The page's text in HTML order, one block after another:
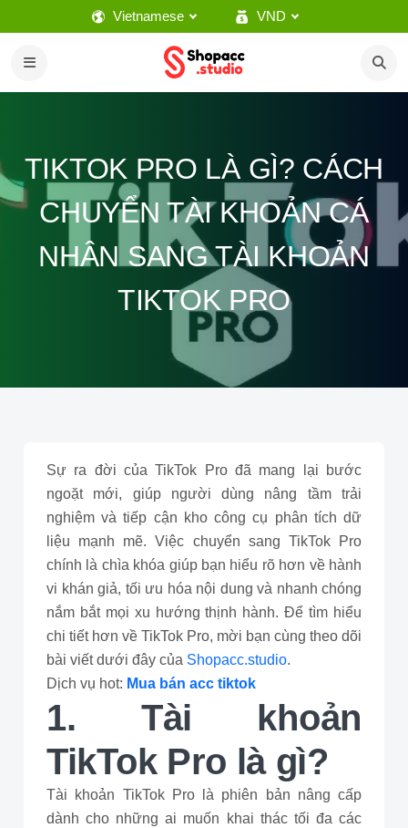
Vietnamese VND
TIKTOK PRO LÀ GÌ? CÁCH
CHUYỂN TÀI KHOẢN CÁ
NHÂN SANG TÀI KHOẢN
TIKTOK PRO
Sự ra đời của TikTok Pro đã mang lại bước
ngoặt mới, giúp người dùng nâng tầm trải
nghiệm và tiếp cận kho công cụ phân tích dữ
liệu mạnh mẽ. Việc chuyển sang TikTok Pro
chính là chìa khóa giúp bạn hiểu rõ hơn về hành
vi khán giả, tối ưu hóa nội dung và nhanh chóng
nắm bắt mọi xu hướng thịnh hành. Để tìm hiểu
chi tiết hơn về TikTok Pro, mời bạn cùng theo dõi
bài viết dưới đây của Shopacc.studio.
Dịch vụ hot: Mua bán acc tiktok
1. Tài khoản
TikTok Pro là gì?
Tài khoản TikTok Pro là phiên bản nâng cấp
dành cho những ai muốn khai thác tối đa các